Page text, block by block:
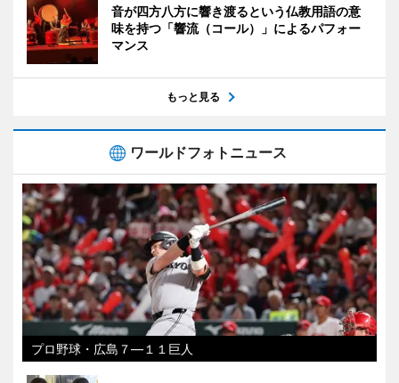
音が四方八方に響き渡るという仏教用語の意
味を持つ「響流（コール）」によるパフォー
マンス
もっと見る
ワールドフォトニュース
プロ野球・広島７―１１巨人